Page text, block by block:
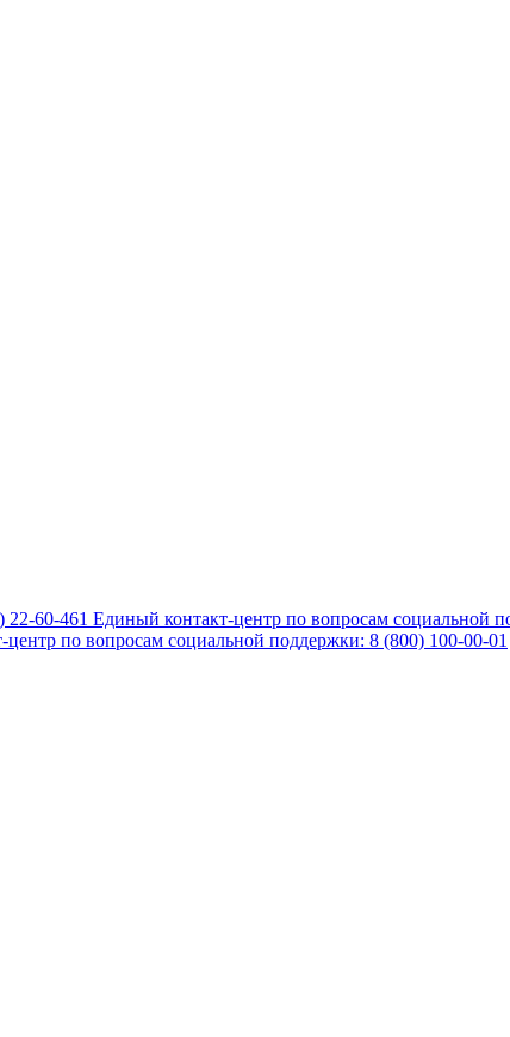
22-60-461 Единый контакт-центр по вопросам социальной
по вопросам социальной поддержки: 8 (800) 100-00-01